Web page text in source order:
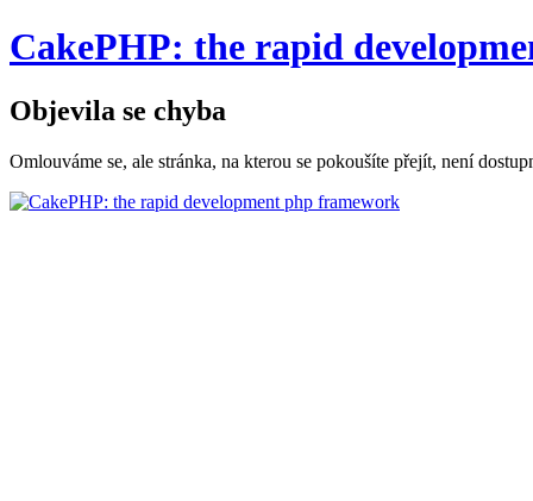
CakePHP: the rapid
Objevila se chyba
Omlouváme se, ale stránka, na kterou se pokoušíte přejít, není